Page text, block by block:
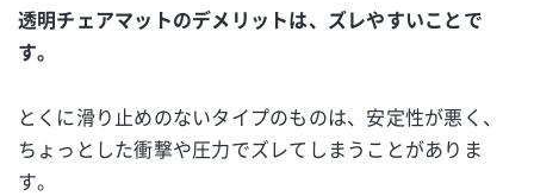
透明チェアマットのデメリットは、ズレやすいことで
す。
とくに滑り止めのないタイプのものは、安定性が悪く、
ちょっとした衝撃や圧力でズレてしまうことがありま
す。